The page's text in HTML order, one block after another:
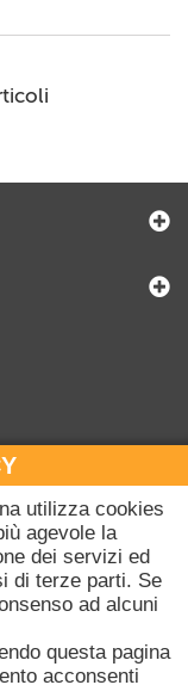
utilizza cookies
agevole la
dei servizi ed
di terze parti. Se
ad alcuni
questa pagina
acconsenti
Commerciale